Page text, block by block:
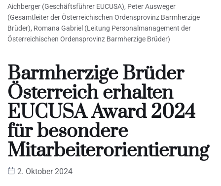
Aichberger (Geschäftsführer EUCUSA), Peter Ausweger
(Gesamtleiter der Österreichischen Ordensprovinz Barmherzige
Brüder), Romana Gabriel (Leitung Personalmanagement der
Österreichischen Ordensprovinz Barmherzige Brüder)
Barmherzige Brüder
Österreich erhalten
EUCUSA Award 2024
für besondere
Mitarbeiterorientierung
2. Oktober 2024